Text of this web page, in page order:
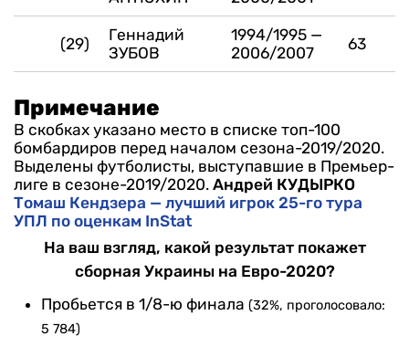
(29)
Геннадий
ЗУБОВ
1994/1995 —
2006/2007
63
Примечание
В скобках указано место в списке топ-100
бомбардиров перед началом сезона-2019/2020.
Выделены футболисты, выступавшие в Премьер-
лиге в сезоне-2019/2020. Андрей КУДЫРКО
Томаш Кендзера — лучший игрок 25-го тура
УПЛ по оценкам InStat
На ваш взгляд, какой результат покажет
сборная Украины на Евро-2020?
Пробьется в 1/8-ю финала (32%, проголосовало:
5 784)